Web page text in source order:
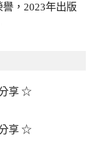
，2023年出版
享 ☆
享 ☆